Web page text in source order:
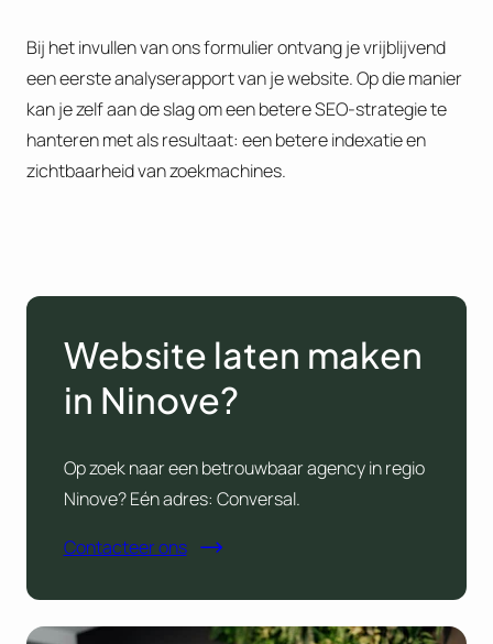
Bij het invullen van ons formulier ontvang je vrijblijvend
een eerste analyserapport van je website. Op die manier
kan je zelf aan de slag om een betere SEO-strategie te
hanteren met als resultaat: een betere indexatie en
zichtbaarheid van zoekmachines.
Website laten maken
in Ninove?
Op zoek naar een betrouwbaar agency in regio
Ninove? Eén adres: Conversal.
Contacteer ons